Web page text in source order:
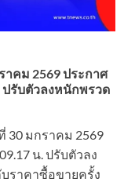
คม 2569 ประกาศ
ปรับตัวลงหนักพรวด
30 มกราคม 2569
น. ปรับตัวลง
บราคาซื้อขายครั้ง